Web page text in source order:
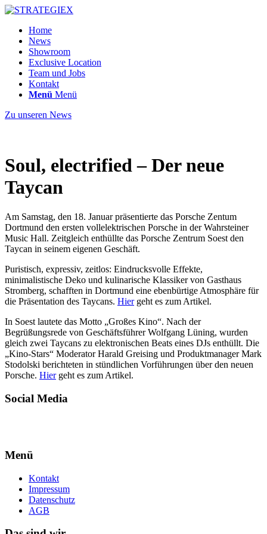
Home
News
Showroom
Exclusive Location
Team und Jobs
Kontakt
Menü Menü
Zu unseren News
Soul, electrified – Der neue
Taycan
Am Samstag, den 18. Januar präsentierte das Porsche Zentum
Dortmund den ersten vollelektrischen Porsche in der Wahrsteiner
Music Hall. Zeitgleich enthüllte das Porsche Zentrum Soest den
Taycan in seinem eigenen Geschäft.
Puristisch, expressiv, zeitlos: Eindrucksvolle Effekte,
minimalistische Deko und kulinarische Klassiker von Gasthaus
Stromberg, schafften in Dortmund eine ebenbürtige Atmosphäre für
die Präsentation des Taycans. Hiergeht es zum Artikel.
In Soest lautete das Motto „Großes Kino“. Nach der
Begrüßungsrede von Geschäftsführer Wolfgang Lüning, wurden
gleich zwei Taycans zu elektronischen Beats eines DJs enthüllt. Die
„Kino-Stars“ Moderator Harald Greising und Produktmanager Mark
Stodolski berichteten in stündlichen Vorführungen über den neuen
Porsche. Hiergeht es zum Artikel.
Social Media
Menü
Kontakt
Impressum
Datenschutz
AGB